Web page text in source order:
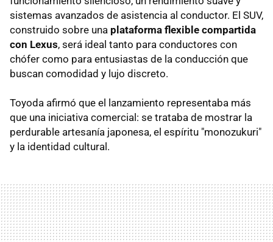
sistemas avanzados de asistencia al conductor. El SUV,
construido sobre una plataforma flexible compartida
con Lexus, será ideal tanto para conductores con
chófer como para entusiastas de la conducción que
buscan comodidad y lujo discreto.
Toyoda afirmó que el lanzamiento representaba más
que una iniciativa comercial: se trataba de mostrar la
perdurable artesanía japonesa, el espíritu "monozukuri"
y la identidad cultural.